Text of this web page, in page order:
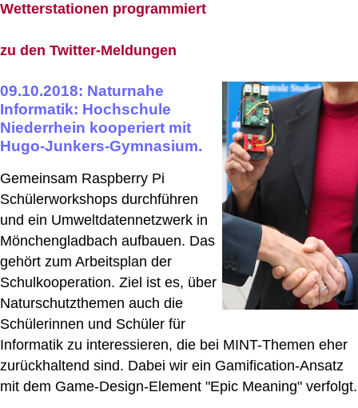
Wetterstationen programmiert
zu den Twitter-Meldungen
09.10.2018: Naturnahe
Informatik: Hochschule
Niederrhein kooperiert mit
Hugo-Junkers-Gymnasium.
Gemeinsam Raspberry Pi
Schülerworkshops durchführen
und ein Umweltdatennetzwerk in
Mönchengladbach aufbauen. Das
gehört zum Arbeitsplan der
Schulkooperation. Ziel ist es, über
Naturschutzthemen auch die
Schülerinnen und Schüler für
Informatik zu interessieren, die bei MINT-Themen eher
zurückhaltend sind. Dabei wir ein Gamification-Ansatz
mit dem Game-Design-Element "Epic Meaning" verfolgt.